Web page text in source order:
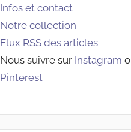
Infos et contact
Notre collection
Flux RSS des articles
Nous suivre sur Instagram
Pinterest